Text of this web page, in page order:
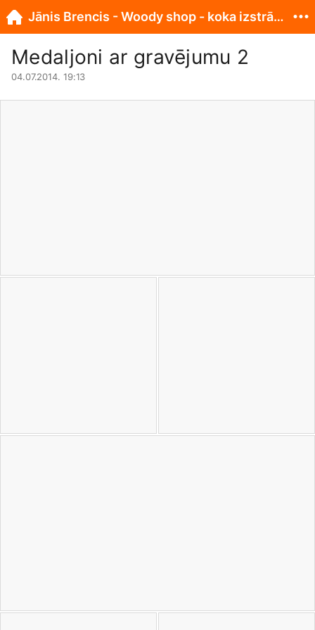
Medaljoni ar gravējumu 2
04.07.2014. 19:13
Jānis Brencis - Woody shop - koka izstrādājumi